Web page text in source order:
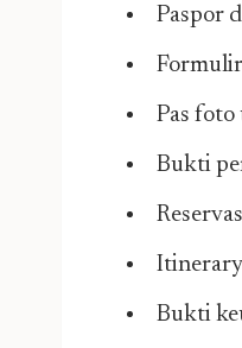
Paspor
Pas
Bukti
Bukti